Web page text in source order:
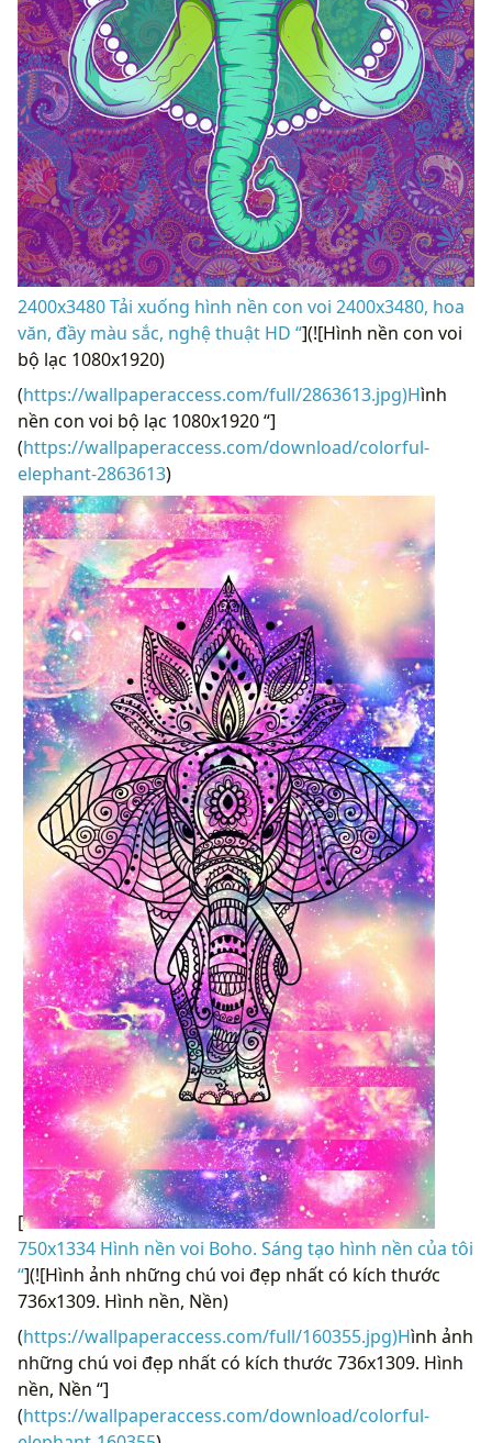
2400x3480 Tải xuống hình nền con voi 2400x3480, hoa
văn, đầy màu sắc, nghệ thuật HD “](![Hình nền con voi
bộ lạc 1080x1920)
(https://wallpaperaccess.com/full/2863613.jpg)Hình
nền con voi bộ lạc 1080x1920 “]
(https://wallpaperaccess.com/download/colorful-
elephant-2863613)
[
750x1334 Hình nền voi Boho. Sáng tạo hình nền của tôi
“](![Hình ảnh những chú voi đẹp nhất có kích thước
736x1309. Hình nền, Nền)
(https://wallpaperaccess.com/full/160355.jpg)Hình ảnh
những chú voi đẹp nhất có kích thước 736x1309. Hình
nền, Nền “]
(https://wallpaperaccess.com/download/colorful-